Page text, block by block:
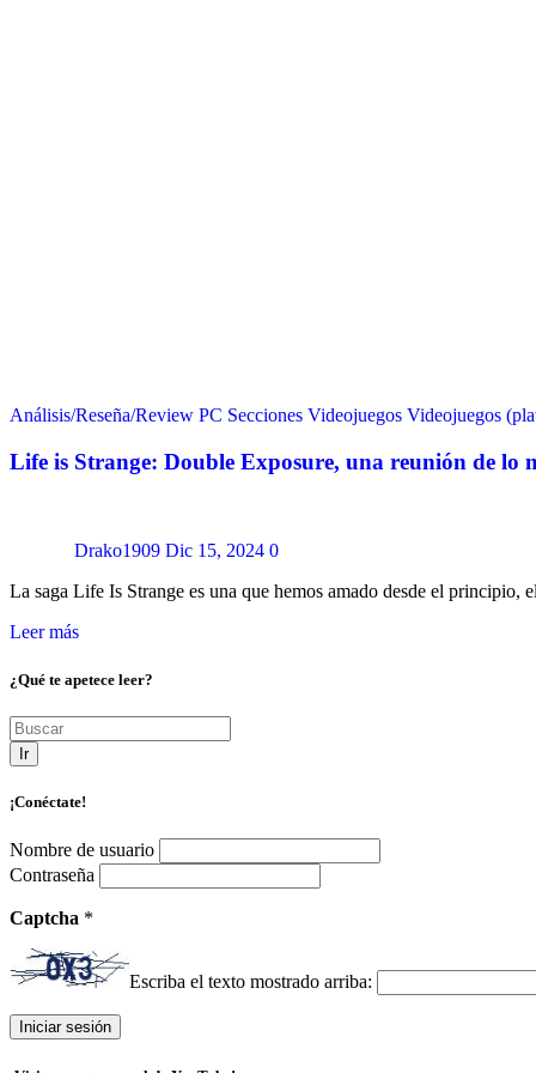
Análisis/Reseña/Review PC Secciones Videojuegos Videojuegos
Life is Strange: Double Exposure, una reunión de lo
Drako1909 Dic 15, 2024 0
La saga Life Is Strange es una que hemos amado desde el
Leer más
¿Qué te apetece leer?
Ir
¡Conéctate!
Nombre de usuario
Contraseña
Captcha *
Escriba el texto mostrado arriba: